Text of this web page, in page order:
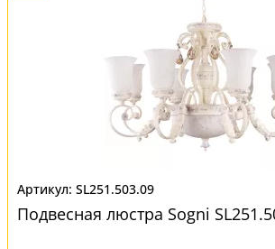
SL251.503.09
Подвесная люстра Sogni